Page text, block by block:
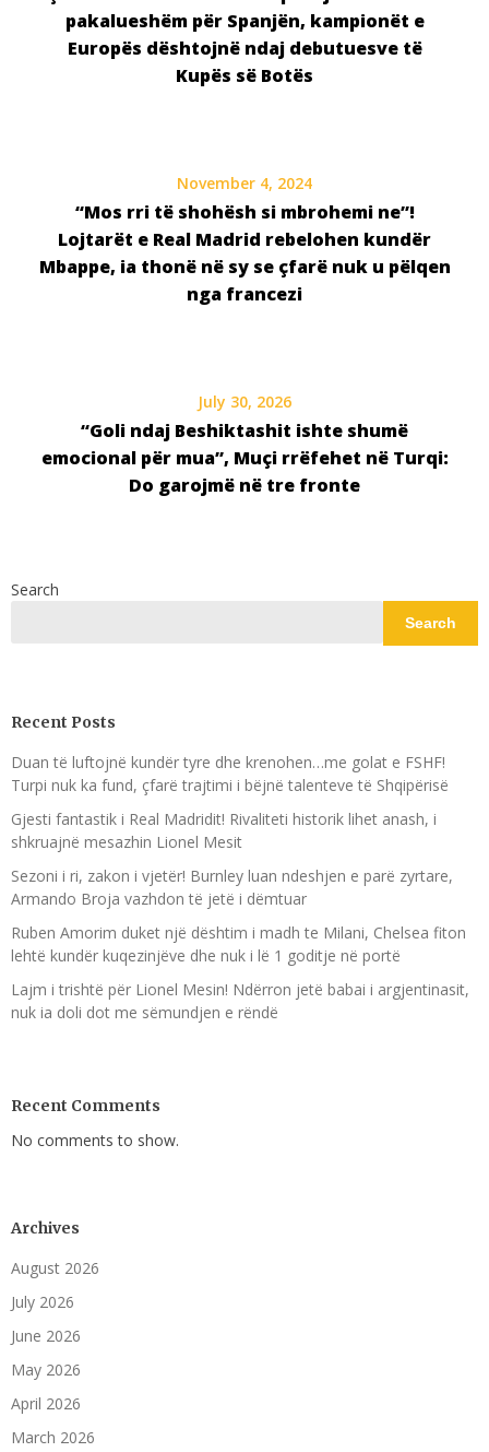
pakalueshëm për Spanjën, kampionët e
Europës dështojnë ndaj debutuesve të
Kupës së Botës
November 4, 2024
“Mos rri të shohësh si mbrohemi ne”!
Lojtarët e Real Madrid rebelohen kundër
Mbappe, ia thonë në sy se çfarë nuk u pëlqen
nga francezi
July 30, 2026
“Goli ndaj Beshiktashit ishte shumë
emocional për mua”, Muçi rrëfehet në Turqi:
Do garojmë në tre fronte
Search
Search
Recent Posts
Duan të luftojnë kundër tyre dhe krenohen…me golat e FSHF!
Turpi nuk ka fund, çfarë trajtimi i bëjnë talenteve të Shqipërisë
Gjesti fantastik i Real Madridit! Rivaliteti historik lihet anash, i
shkruajnë mesazhin Lionel Mesit
Sezoni i ri, zakon i vjetër! Burnley luan ndeshjen e parë zyrtare,
Armando Broja vazhdon të jetë i dëmtuar
Ruben Amorim duket një dështim i madh te Milani, Chelsea fiton
lehtë kundër kuqezinjëve dhe nuk i lë 1 goditje në portë
Lajm i trishtë për Lionel Mesin! Ndërron jetë babai i argjentinasit,
nuk ia doli dot me sëmundjen e rëndë
Recent Comments
No comments to show.
Archives
August 2026
July 2026
June 2026
May 2026
April 2026
March 2026